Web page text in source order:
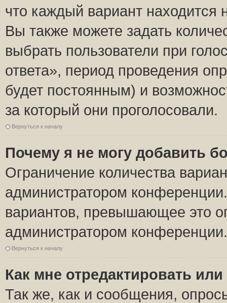
что каждый вариант находится
Вы также можете задать
выбрать пользователи при
ответа», период проведения
будет постоянным) и
за который они проголосовали.
Вернуться к началу
Почему я не могу добавить
Ограничение количества
администратором
вариантов, превышающее это
администратором конференции.
Вернуться к началу
Как мне отредактировать
Так же, как и сообщения,